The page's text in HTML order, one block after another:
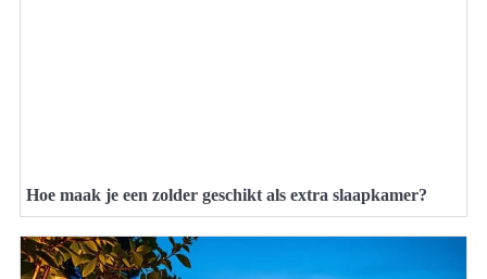
Hoe maak je een zolder geschikt als extra slaapkamer?